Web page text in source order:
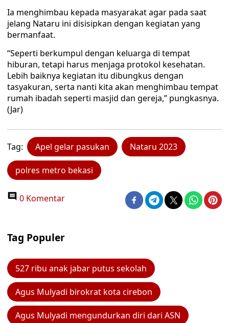
Ia menghimbau kepada masyarakat agar pada saat
jelang Nataru ini disisipkan dengan kegiatan yang
bermanfaat.
“Seperti berkumpul dengan keluarga di tempat
hiburan, tetapi harus menjaga protokol kesehatan.
Lebih baiknya kegiatan itu dibungkus dengan
tasyakuran, serta nanti kita akan menghimbau tempat
rumah ibadah seperti masjid dan gereja,” pungkasnya.
(Jar)
Tag: Apel gelar pasukan Nataru 2023
polres metro bekasi
0 Komentar
Tag Populer
527 ribu anak jabar putus sekolah
Agus Mulyadi birokrat kota cirebon
Agus Mulyadi mengundurkan diri dari ASN